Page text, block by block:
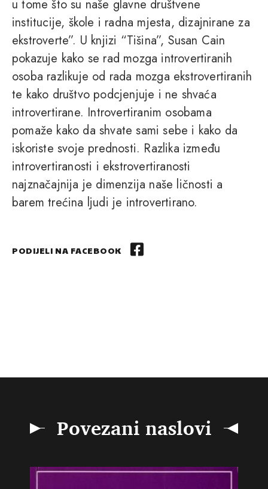
u tome što su naše glavne društvene
institucije, škole i radna mjesta, dizajnirane za
ekstroverte”. U knjizi “Tišina”, Susan Cain
pokazuje kako se rad mozga introvertiranih
osoba razlikuje od rada mozga ekstrovertiranih
te kako društvo podcjenjuje i ne shvaća
introvertirane. Introvertiranim osobama
pomaže kako da shvate sami sebe i kako da
iskoriste svoje prednosti. Razlika između
introvertiranosti i ekstrovertiranosti
najznačajnija je dimenzija naše ličnosti a
barem trećina ljudi je introvertirano.
PODIJELI NA FACEBOOK
Povezani naslovi